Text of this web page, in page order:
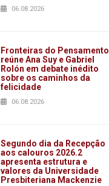
06.08.2026
Fronteiras do Pensamento
reúne Ana Suy e Gabriel
Rolón em debate inédito
sobre os caminhos da
felicidade
06.08.2026
Segundo dia da Recepção
aos calouros 2026.2
apresenta estrutura e
valores da Universidade
Presbiteriana Mackenzie